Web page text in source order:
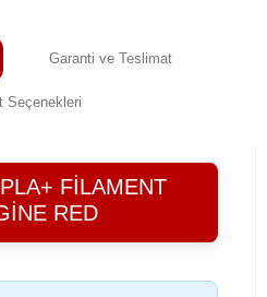
Garanti ve Teslimat
Seçenekleri
FILAMENT
RED